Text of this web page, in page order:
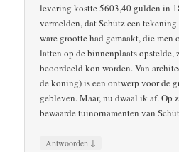
levering kostte 5603,40 gulden in
vermelden, dat Schütz een
ware grootte had gemaakt, die men
latten op de binnenplaats opstelde,
beoordeeld kon worden. Van
de koning) is een ontwerp voor de
gebleven. Maar, nu dwaal ik af. Op
bewaarde tuinornamenten van
Antwoorden ↓